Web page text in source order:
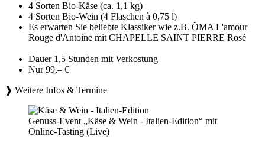
4 Sorten Bio-Käse (ca. 1,1 kg)
4 Sorten Bio-Wein (4 Flaschen à 0,75 l)
Es erwarten Sie beliebte Klassiker wie z.B. ÖMA L'amour
Rouge d'Antoine mit CHAPELLE SAINT PIERRE Rosé
Dauer 1,5 Stunden mit Verkostung
Nur 99,– €
❱ Weitere Infos & Termine
Genuss-Event „Käse & Wein - Italien-Edition“ mit
Online-Tasting (Live)